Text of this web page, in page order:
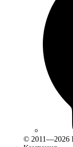
© 2011—2026